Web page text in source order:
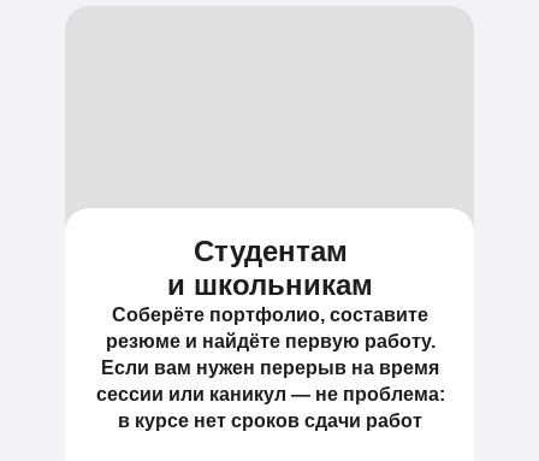
Студентам
и школьникам
Соберёте портфолио, составите
резюме и найдёте первую работу.
Если вам нужен перерыв на время
сессии или каникул — не проблема:
в курсе нет сроков сдачи работ